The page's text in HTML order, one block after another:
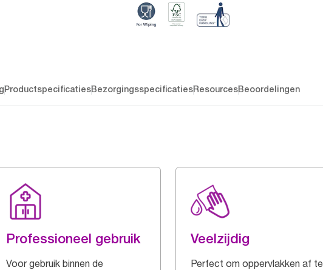
ProductspecificatiesBezorgingsspecificatiesResourcesBeoordelingen
Professioneel gebruik
Voor gebruik binnen de
Veelzijdig
Perfect om oppervlakken af te